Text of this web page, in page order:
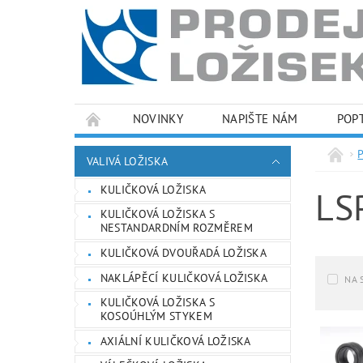
NOVINKY NAPIŠTE NÁM
PODMÍNKY OCHRANY OSOBNÍCH ÚDAJŮ
VALIVÁ LOŽISKA
KULIČKOVÁ LOŽISKA
KULIČKOVÁ LOŽISKA S
NESTANDARDNÍM ROZMĚREM
KULIČKOVÁ DVOUŘADÁ LOŽISKA
NAKLÁPĚCÍ KULIČKOVÁ LOŽISKA
KULIČKOVÁ LOŽISKA S
KOSOÚHLÝM STYKEM
AXIÁLNÍ KULIČKOVÁ LOŽISKA
NA